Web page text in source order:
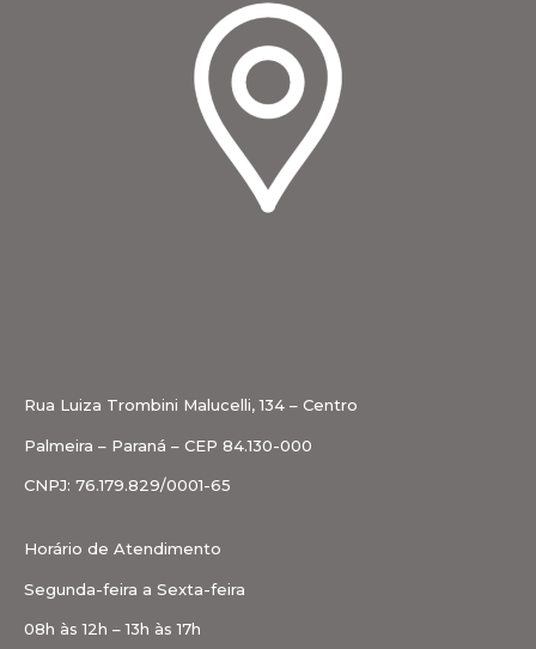
Rua Luiza Trombini Malucelli, 134 – Centro
Palmeira – Paraná – CEP 84.130-000
CNPJ: 76.179.829/0001-65
Horário de Atendimento
Segunda-feira a Sexta-feira
08h às 12h – 13h às 17h